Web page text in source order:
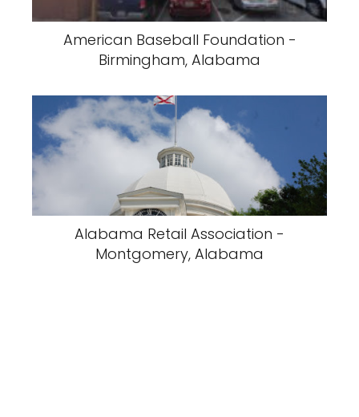
American Baseball Foundation -
Birmingham, Alabama
Alabama Retail Association -
Montgomery, Alabama